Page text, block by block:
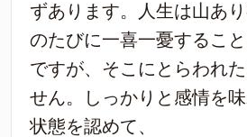
ずあります。人生は山あ
のたびに一喜一憂するこ
ですが、そこにとらわれ
せん。しっかりと感情を
状態を認めて、